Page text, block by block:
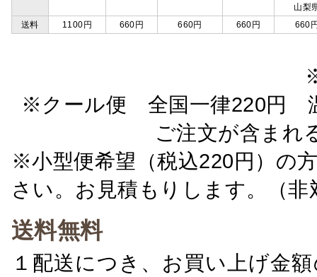
山梨
送料
1100円 660円 660円 660円 660
※クール便 全国一律220円
ご注文が含ま
※小型便希望（税込220円）の
さい。お見積もりします。（非
送料無料
１配送につき、お買い上げ金